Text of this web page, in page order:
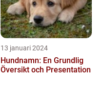
13 januari 2024
Hundnamn: En Grundlig
Översikt och Presentation